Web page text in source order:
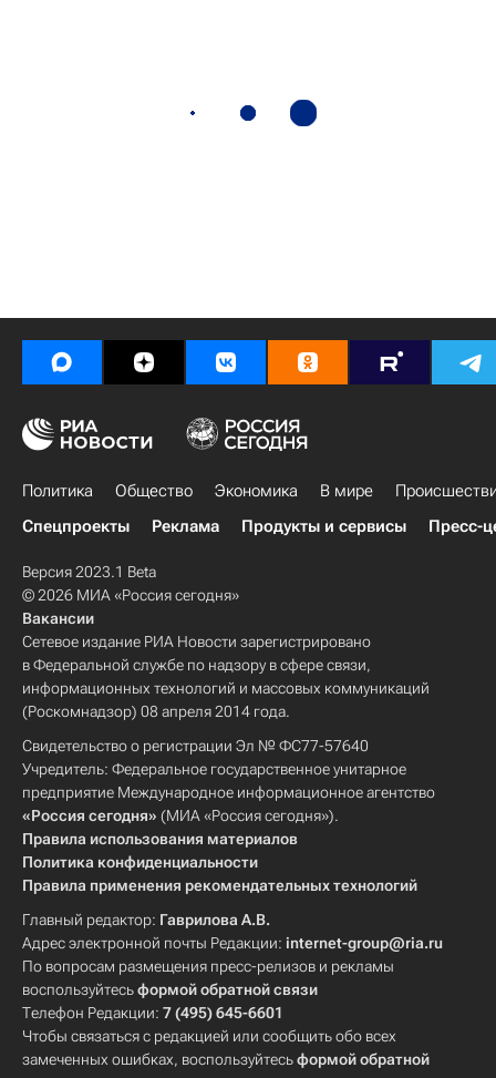
Политика Общество Экономика В мире
Спецпроекты
Реклама Продукты и сервисы Пресс-
Версия 2023.1 Beta
© 2026 МИА «Россия сегодня»
Вакансии
Сетевое издание РИА Новости зарегистрировано
в Федеральной службе по надзору в сфере связи,
информационных технологий и массовых коммуникаций
(Роскомнадзор) 08 апреля 2014 года.
Свидетельство о регистрации Эл № ФС77-57640
Учредитель: Федеральное государственное унитарное
предприятие Международное информационное агентство
«Россия сегодня» (МИА «Россия сегодня»).
Правила использования материалов
Политика конфиденциальности
Правила применения рекомендательных технологий
Главный редактор: Гаврилова А.В.
Адрес электронной почты Редакции: internet-group@ria.ru
По вопросам размещения пресс-релизов и рекламы
воспользуйтесьформой обратной связи
Телефон Редакции: 7 (495) 645-6601
Чтобы связаться с редакцией или сообщить обо всех
замеченных ошибках, воспользуйтесьформой обратной